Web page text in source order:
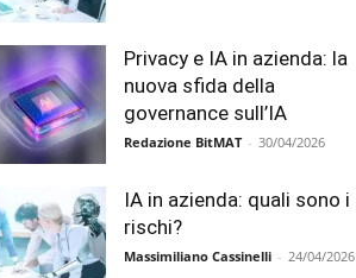
Privacy e IA in azienda: la
nuova sfida della
governance sull’IA
Redazione BitMAT - 30/04/2026
IA in azienda: quali sono i
rischi?
Massimiliano Cassinelli - 24/04/2026